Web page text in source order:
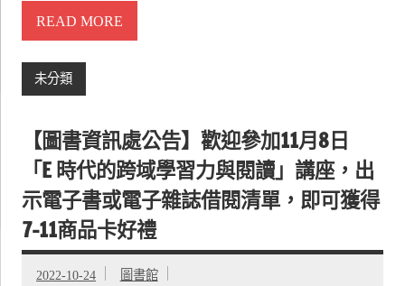
READ MORE
未分類
【圖書資訊處公告】歡迎參加11月8日
「E 時代的跨域學習力與閱讀」講座，出
示電子書或電子雜誌借閱清單，即可獲得
7-11商品卡好禮
2022-10-24 圖書館